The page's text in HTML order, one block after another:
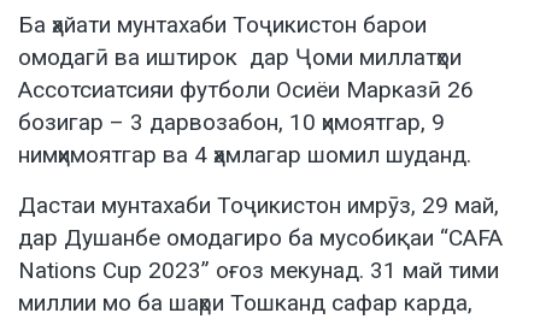
Ба ҳайати мунтахаби Тоҷикистон барои
омодагӣ ва иштирок дар Ҷоми миллатҳои
Ассотсиатсияи футболи Осиёи Марказӣ 26
бозигар – 3 дарвозабон, 10 ҳимоятгар, 9
нимҳимоятгар ва 4 ҳамлагар шомил шуданд.
Дастаи мунтахаби Тоҷикистон имрӯз, 29 май,
дар Душанбе омодагиро ба мусобиқаи “CAFA
Nations Cup 2023” оғоз мекунад. 31 май тими
миллии мо ба шаҳри Тошканд сафар карда,